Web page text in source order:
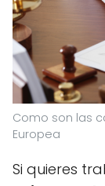
Como son las
Europea
Si quieres